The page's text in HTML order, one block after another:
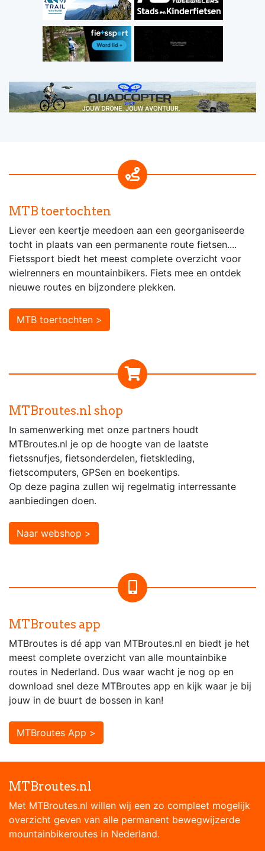
MTB toertochten
Liever een keertje meedoen aan een georganiseerde
tocht in plaats van een permanente route fietsen....
Fietssport biedt het meest complete overzicht voor
wielrenners en mountainbikers. Fiets mee en ontdek
nieuwe routes en bijzondere plekken.
MTB toertochten >
MTBroutes.nl shop
In samenwerking met onze partners houdt
MTBroutes.nl je op de hoogte van de laatste
fietssnufjes, fietsonderdelen, fietskleding,
fietscomputers, GPSen en boekentips.
Op deze pagina zullen wij regelmatig interressante
aanbiedingen doen.
Naar webshop >
MTBroutes app
MTBroutes is dé app van MTBroutes.nl en biedt je het
meest complete overzicht van alle mountainbike
routes in Nederland. Dus waar wacht je nog op en
download snel deze MTBroutes app en kijk waar je bij
jouw in de buurt de bossen in kan!
MTBroutes App >
MTBroutes.nl
Met MTBroutes.nl willen wij een zo compleet mogelijk
overzicht geven van alle permanent bewegwijzerde
mountainbikeroutes in Nederland.